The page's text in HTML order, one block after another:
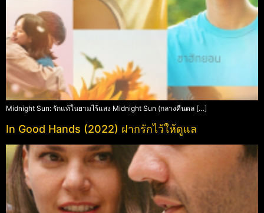
Midnight Sun: รักแท้ในยามไร้แสง Midnight Sun (กลางคืนตล […]
In Good Hands (2022) ฝากรักไว้ให้ดูแล